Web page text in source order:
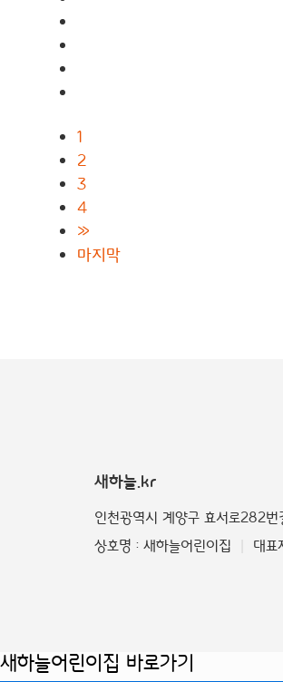
1
2
3
4
»
마지막
새하늘.kr
인천광역시 계양구 효서로282
상호명 : 새하늘어린이집
대표
새하늘어린이집 바로가기